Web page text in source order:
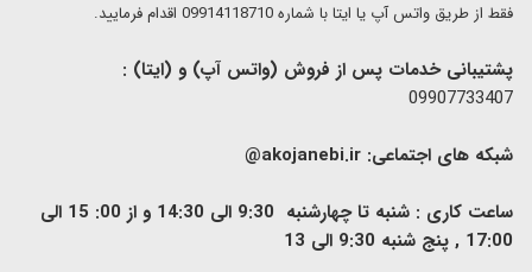
فقط از طریق واتس آپ یا ایتا با شماره 09914118710 اقدام فرمایید.
پشتیبانی خدمات پس از فروش (واتس آپ) و (ایتا) :
09907733407
شبکه های اجتماعی: akojanebi.ir@
ساعت کاری : شنبه تا چهارشنبه 9:30 الی 14:30 و از 00: 15 الی
17:00 , پنج شنبه 9:30 الی 13